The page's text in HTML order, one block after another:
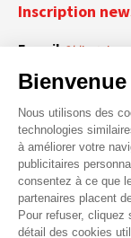
Inscription
E-mailObligatoire
RGPD
Obligatoire
En cochant cette
données
de données
Bienvenue
Nous utilisons des
technologies
à améliorer votre
publicitaires
consentez à ce que
partenaires placent
Pour refuser, cliquez
détail des cookies